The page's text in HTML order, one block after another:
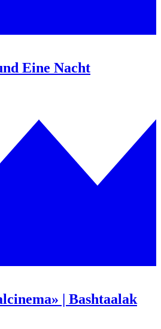
Eine Nacht
| Bashtaalak